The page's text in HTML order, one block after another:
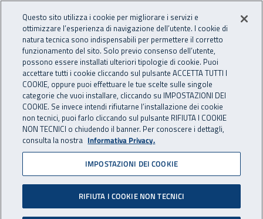
INAIL - Istituto Nazionale
Apri cerca
Navigazione principale
Pagina non disponibile
Il contenuto non è stato trovato. Per continuare la
navigazione è possibile ritornare alla
Questo sito utilizza i cookie per migliorare i servizi e
ottimizzare l’esperienza di navigazione dell’utente. I cookie di
natura tecnica sono indispensabili per permettere il corretto
funzionamento del sito. Solo previo consenso dell’utente,
possono essere installati ulteriori tipologie di cookie. Puoi
accettare tutti i cookie cliccando sul pulsante ACCETTA TUTTI I
COOKIE, oppure puoi effettuare le tue scelte sulle singole
categorie che vuoi installare, cliccando su IMPOSTAZIONI DEI
COOKIE. Se invece intendi rifiutarne l’installazione dei cookie
non tecnici, puoi farlo cliccando sul pulsante RIFIUTA I COOKIE
NON TECNICI o chiudendo il banner. Per conoscere i dettagli,
consulta la nostra Informativa Privacy.
IMPOSTAZIONI DEI COOKIE
RIFIUTA I COOKIE NON TECNICI